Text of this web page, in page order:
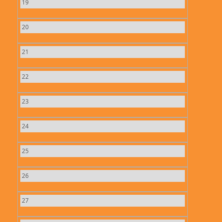
19
20
21
22
23
24
25
26
27